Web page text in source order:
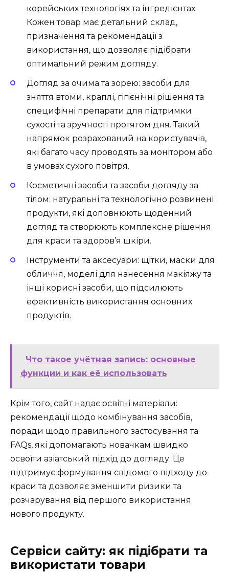
корейських технологіях та інгредієнтах.
Кожен товар має детальний склад,
призначення та рекомендації з
використання, що дозволяє підібрати
оптимальний режим догляду.
Догляд за очима та зорею: засоби для
зняття втоми, краплі, гігієнічні рішення та
специфічні препарати для підтримки
сухості та зручності протягом дня. Такий
напрямок розрахований на користувачів,
які багато часу проводять за монітором або
в умовах сухого повітря.
Косметичні засоби та засоби догляду за
тілом: натуральні та технологічно розвинені
продукти, які доповнюють щоденний
догляд та створюють комплексне рішення
для краси та здоров’я шкіри.
Інструменти та аксесуари: щітки, маски для
обличчя, моделі для нанесення макіяжу та
інші корисні засоби, що підсилюють
ефективність використання основних
продуктів.
Что такое учётная запись: основные
функции и как её использовать
Крім того, сайт надає освітні матеріали:
рекомендації щодо комбінування засобів,
поради щодо правильного застосування та
FAQs, які допомагають новачкам швидко
освоїти азіатський підхід до догляду. Це
підтримує формування свідомого підходу до
краси та дозволяє зменшити ризики та
розчарування від першого використання
нового продукту.
Сервіси сайту: як підібрати та
використати товари